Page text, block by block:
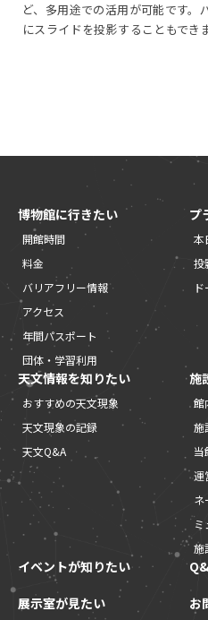
ど、多用途での活用が可能です。
にスライドを投影することもでき
博物館に行きたい
開館時間
料金
バリアフリー情報
アクセス
年間パスポート
団体・学習利用
プ
本
投
天文情報を知りたい
おすすめの天文現象
天文現象の記録
天文Q&A
施
館
施
当
運
ネ
施
イベントが知りたい
展示室が見たい お